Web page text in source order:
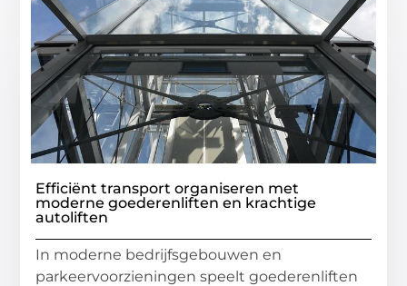
Efficiënt transport organiseren met
moderne goederenliften en krachtige
autoliften
In moderne bedrijfsgebouwen en
parkeervoorzieningen speelt goederenliften